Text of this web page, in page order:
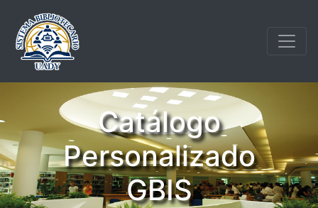
Catálogo
Personalizado
GBIS